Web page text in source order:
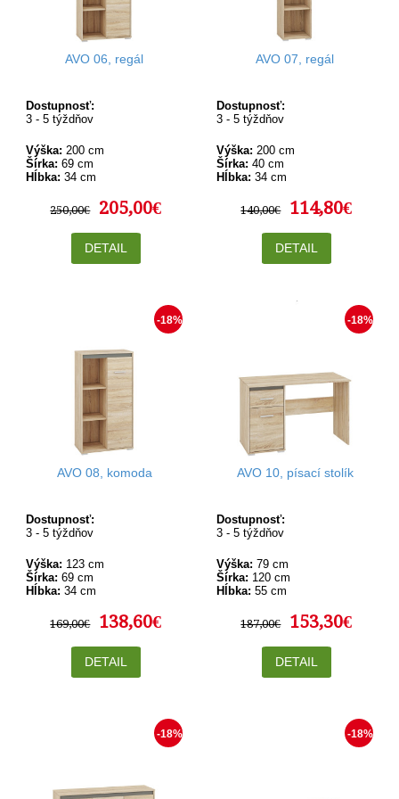
AVO 06, regál
Dostupnosť:
3 - 5 týždňov
Výška: 200 cm
Šírka: 69 cm
Hĺbka: 34 cm
250,00€ 205,00€
DETAIL
AVO 07, regál
Dostupnosť:
3 - 5 týždňov
Výška: 200 cm
Šírka: 40 cm
Hĺbka: 34 cm
140,00€ 114,80€
DETAIL
-18%
AVO 08, komoda
Dostupnosť:
3 - 5 týždňov
Výška: 123 cm
Šírka: 69 cm
Hĺbka: 34 cm
169,00€ 138,60€
DETAIL
-18%
AVO 10, písací stolík
Dostupnosť:
3 - 5 týždňov
Výška: 79 cm
Šírka: 120 cm
Hĺbka: 55 cm
187,00€ 153,30€
DETAIL
-18% -18%